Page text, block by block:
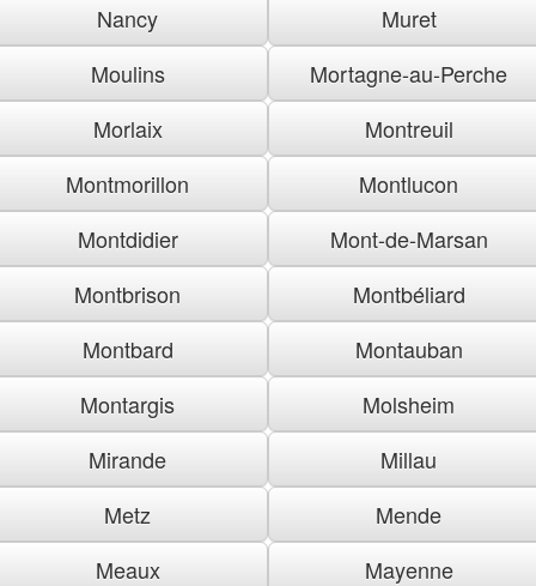
Nancy
Muret
Moulins
Mortagne-au-Perche
Morlaix
Montreuil
Montmorillon
Montlucon
Montdidier
Mont-de-Marsan
Montbrison
Montbéliard
Montbard
Montauban
Montargis
Molsheim
Mirande
Millau
Metz
Mende
Meaux
Mayenne